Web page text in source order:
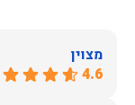
מצוין
4.6